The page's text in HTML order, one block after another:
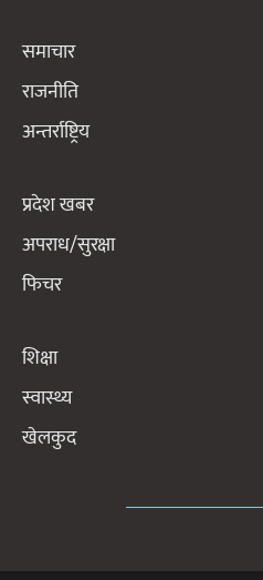
समाचार
राजनीति
अन्तर्राष्ट्रिय
प्रदेश खबर
अपराध/सुरक्षा
फिचर
शिक्षा
स्वास्थ्य
खेलकुद